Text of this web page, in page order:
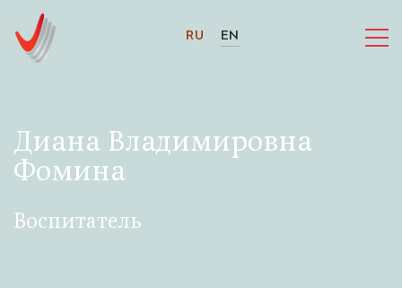
RU EN
Диана Владимировна
Фомина
Воспитатель